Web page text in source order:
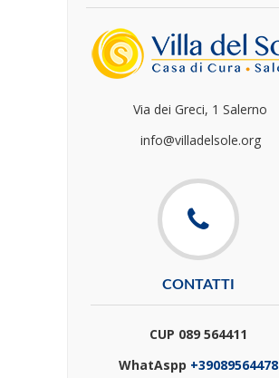
Via dei Greci, 1 Salerno
info@villadelsole.org
CONTATTI
CUP 089 564411
WhatAspp +39089564478